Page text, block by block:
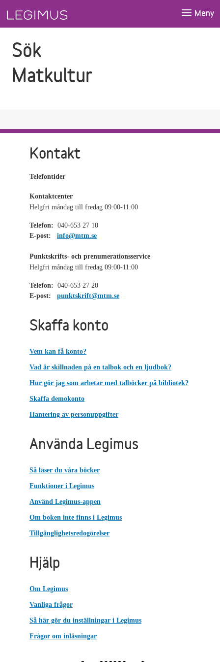
Meny
Sök
Matkultur
Kontakt
Telefontider
Kontaktcenter
Helgfri måndag till fredag 09:00-11:00
Telefon: 040-653 27 10
E-post:
info@mtm.se
Punktskrifts- och prenumerationsservice
Helgfri måndag till fredag 09:00-11:00
Telefon: 040-653 27 20
E-post:
punktskrift@mtm.se
Skaffa konto
Vem kan få konto?
Vad är skillnaden på en talbok och en ljudbok?
Hur gör jag som arbetar med talböcker på bibliotek?
Skaffa demokonto
Hantering av personuppgifter
Använda Legimus
Så läser du våra böcker
Funktioner i Legimus
Använd Legimus-appen
Om boken inte finns i Legimus
Tillgänglighetsredogörelser
Hjälp
Om Legimus
Vanliga frågor
Så här gör du inställningar i Legimus
Frågor om inläsningar